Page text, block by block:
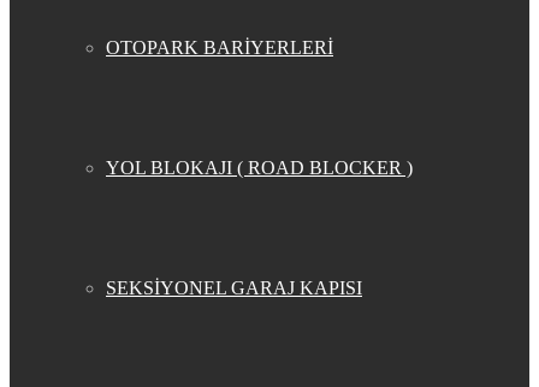
OTOPARK BARİYERLERİ
YOL BLOKAJI ( ROAD BLOCKER )
SEKSİYONEL GARAJ KAPISI